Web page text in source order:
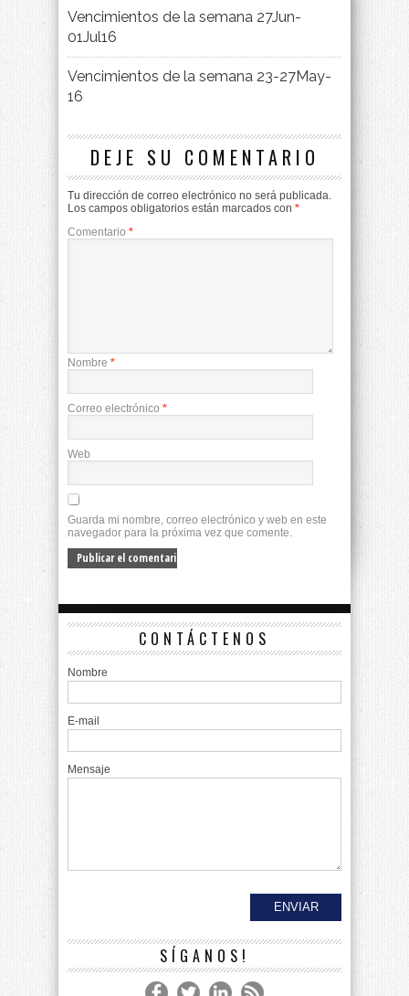
Vencimientos de la semana 27Jun-
01Jul16
Vencimientos de la semana 23-27May-
16
DEJE SU COMENTARIO
Tu dirección de correo electrónico no será publicada.
Los campos obligatorios están marcados con *
Comentario *
Nombre *
Correo electrónico *
Web
Guarda mi nombre, correo electrónico y web en este
navegador para la próxima vez que comente.
CONTÁCTENOS
Nombre
E-mail
Mensaje
SÍGANOS!